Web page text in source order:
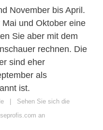
November bis April.
und Oktober eine
Sie aber mit dem
rechnen. Die
sind eher
als
ist.
| Sehen Sie sich die
an